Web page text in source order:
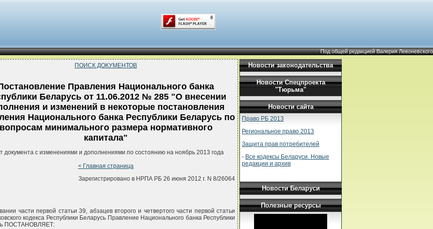
Под общей редакцией Валерия Левоневского
ПОИСК ДОКУМЕНТОВ
Правления Национального банка
Беларусь от 11.06.2012 № 285 "О внесении
и изменений в некоторые постановления
Национального банка Республики Беларусь по
вопросам минимального размера нормативного
капитала"
документа с изменениями и дополнениями по состоянию на ноябрь 2013 года
< Главная страница
Зарегистрировано в НРПА РБ 26 июня 2012 г. N 8/26064
части первой статьи 39, абзацев второго и четвертого части первой статьи
кодекса Республики Беларусь Правление Национального банка Республики
ПОСТАНОВЛЯЕТ:
Новости законодательства
Новости Спецпроекта
"Тюрьма"
Новости сайта
Право РБ 2013
Региональное право 2013
Защита прав потребителей
- Все кодексы Беларуси. Новые
редакции и архив
Новости Беларуси
Полезные ресурсы